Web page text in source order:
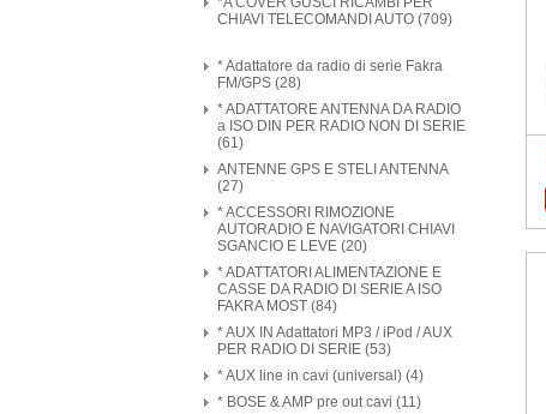
CHIAVI TELECOMANDI AUTO (709)
* Adattatore da radio di serie Fakra
FM/GPS (28)
* ADATTATORE ANTENNA DA RADIO
a ISO DIN PER RADIO NON DI SERIE
(61)
ANTENNE GPS E STELI ANTENNA
(27)
* ACCESSORI RIMOZIONE
AUTORADIO E NAVIGATORI CHIAVI
SGANCIO E LEVE (20)
* ADATTATORI ALIMENTAZIONE E
CASSE DA RADIO DI SERIE A ISO
FAKRA MOST (84)
* AUX IN Adattatori MP3 / iPod / AUX
PER RADIO DI SERIE (53)
* AUX line in cavi (universal) (4)
* BOSE & AMP pre out cavi (11)